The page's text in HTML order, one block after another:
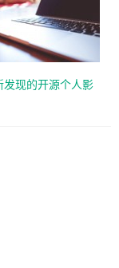
发现的开源个人影